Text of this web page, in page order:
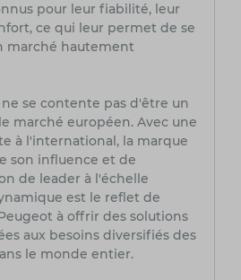
pour leur fiabilité, leur
ce qui leur permet de se
marché hautement
se contente pas d'être un
marché européen. Avec une
à l'international, la marque
son influence et de
de leader à l'échelle
est le reflet de
à offrir des solutions
aux besoins diversifiés des
le monde entier.